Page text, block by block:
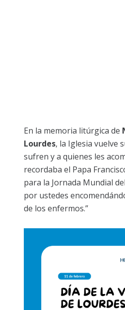
En la memoria litúrgica de
Lourdes, la Iglesia vuelve
sufren y a quienes les
recordaba el Papa
para la Jornada Mundial
por ustedes
de los enfermos.”